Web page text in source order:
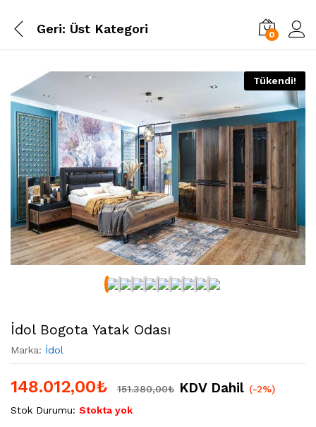
Geri: Üst Kategori 0
Tükendi!
İdol Bogota Yatak Odası
Marka: İdol
148.012,00₺ 151.380,00₺ KDV Dahil (-2%)
Stok Durumu: Stokta yok